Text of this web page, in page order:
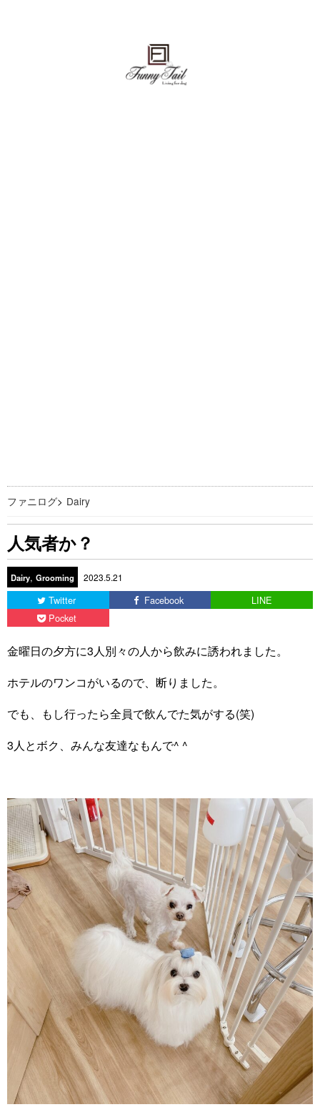
ファニログ> Dairy
人気者か？
Dairy, Grooming 2023.5.21
Twitter Facebook
LINE
Pocket
金曜日の夕方に3人別々の人から飲みに誘われました。
ホテルのワンコがいるので、断りました。
でも、もし行ったら全員で飲んでた気がする(笑)
3人とボク、みんな友達なもんで^ ^